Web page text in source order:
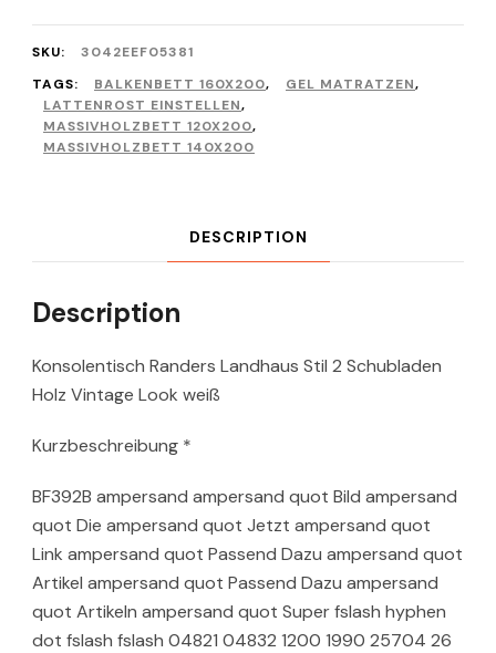
SKU:
3042EEF05381
TAGS:
BALKENBETT 160X200, GEL MATRATZEN,
LATTENROST EINSTELLEN,
MASSIVHOLZBETT 120X200,
MASSIVHOLZBETT 140X200
DESCRIPTION
Description
Konsolentisch Randers Landhaus Stil 2 Schubladen
Holz Vintage Look weiß
Kurzbeschreibung *
BF392B ampersand ampersand quot Bild ampersand
quot Die ampersand quot Jetzt ampersand quot
Link ampersand quot Passend Dazu ampersand quot
Artikel ampersand quot Passend Dazu ampersand
quot Artikeln ampersand quot Super fslash hyphen
dot fslash fslash 04821 04832 1200 1990 25704 26